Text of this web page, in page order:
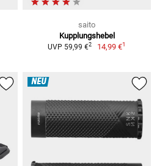
saito
Kupplungshebel
UVP 59,99 €2 14,99 €1
NEU